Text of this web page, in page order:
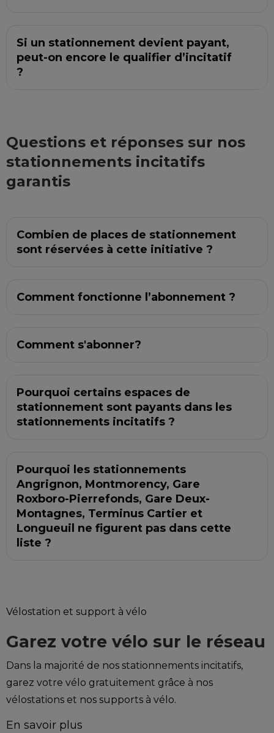
Si un stationnement devient payant,
peut-on encore le qualifier d’incitatif
?
Questions et réponses sur nos
stationnements incitatifs
garantis
Combien de places de stationnement
sont réservées à cette initiative ?
Comment fonctionne l’abonnement ?
Comment s'abonner?
Pourquoi certains espaces de
stationnement sont payants dans les
stationnements incitatifs ?
Pourquoi les stationnements
Angrignon, Montmorency, Gare
Roxboro-Pierrefonds, Gare Deux-
Montagnes, Terminus Cartier et
Longueuil ne figurent pas dans cette
liste ?
Vélostation et support à vélo
Garez votre vélo sur le réseau
Dans la majorité de nos stationnements incitatifs,
garez votre vélo gratuitement grâce à nos
vélostations et nos supports à vélo.
En savoir plus